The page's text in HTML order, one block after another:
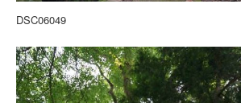
DSC06049